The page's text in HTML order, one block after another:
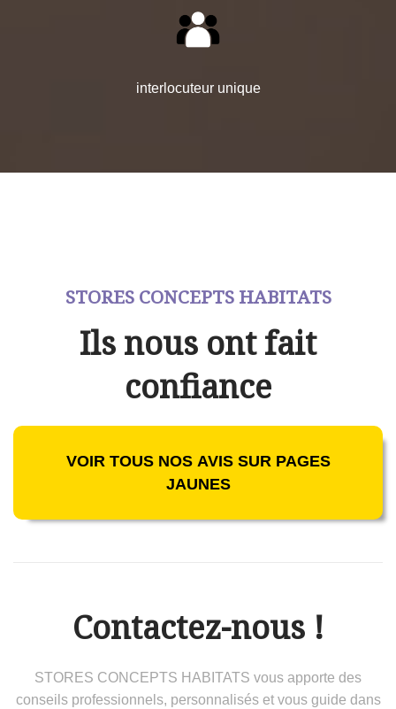
interlocuteur unique
STORES CONCEPTS HABITATS
Ils nous ont fait
confiance
VOIR TOUS NOS AVIS SUR PAGES
JAUNES
Contactez-nous !
STORES CONCEPTS HABITATS vous apporte des
conseils professionnels, personnalisés et vous guide dans